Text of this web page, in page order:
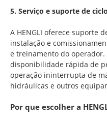
5. Serviço e suporte de
A HENGLI oferece suporte
instalação e
e treinamento do operador.
disponibilidade rápida de
operação ininterrupta de
hidráulicas e outros
Por que escolher a